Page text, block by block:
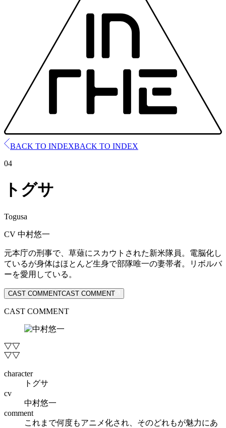
BACK TO INDEXBACK TO INDEX
04
トグサ
Togusa
CV 中村悠一
元本庁の刑事で、草薙にスカウトされた新米隊員。電脳化し
ているが身体はほとんど生身で部隊唯一の妻帯者。リボルバ
ーを愛用している。
CAST COMMENTCAST COMMENT
CAST COMMENT
character
トグサ
cv
中村悠一
comment
これまで何度もアニメ化され、そのどれもが魅力にあ